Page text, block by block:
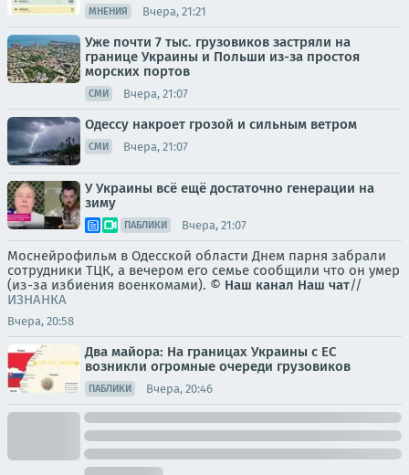
МНЕНИЯ Вчера, 21:21
Уже почти 7 тыс. грузовиков застряли на
границе Украины и Польши из-за простоя
морских портов
СМИ Вчера, 21:07
Одессу накроет грозой и сильным ветром
СМИ Вчера, 21:07
У Украины всё ещё достаточно генерации на
зиму
ПАБЛИКИ Вчера, 21:07
Моснейрофильм в Одесской области Днем парня забрали
сотрудники ТЦК, а вечером его семье сообщили что он умер
(из-за избиения военкомами). © Наш канал Наш чат//
ИЗНАНКА
Вчера, 20:58
Два майора: На границах Украины с ЕС
возникли огромные очереди грузовиков
ПАБЛИКИ Вчера, 20:46